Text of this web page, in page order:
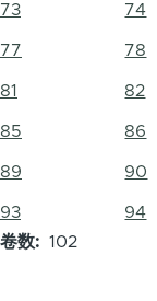
73 74
77 78
81 82
85 86
89 90
93
94
卷数
102